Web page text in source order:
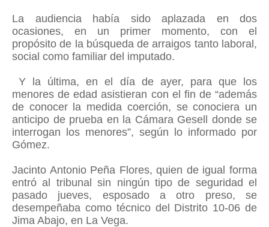
La audiencia había sido aplazada en dos
ocasiones, en un primer momento, con el
propósito de la búsqueda de arraigos tanto laboral,
social como familiar del imputado.
Y la última, en el día de ayer, para que los
menores de edad asistieran con el fin de “además
de conocer la medida coerción, se conociera un
anticipo de prueba en la Cámara Gesell donde se
interrogan los menores”, según lo informado por
Gómez.
Jacinto Antonio Peña Flores, quien de igual forma
entró al tribunal sin ningún tipo de seguridad el
pasado jueves, esposado a otro preso, se
desempeñaba como técnico del Distrito 10-06 de
Jima Abajo, en La Vega.